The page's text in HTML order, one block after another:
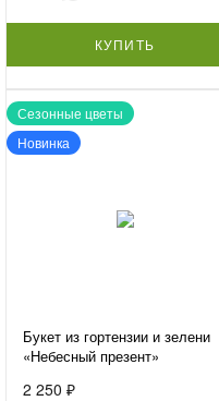
КУПИТЬ
Сезонные цветы
Новинка
Букет из гортензии и зелени
«Небесный презент»
2 250 ₽